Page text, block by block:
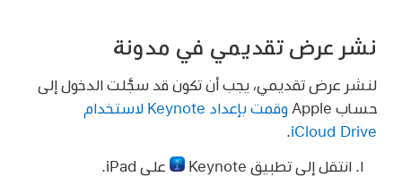
نشر عرض تقديمي في مدونة
لنشر عرض تقديمي، يجب أن تكون قد سجَّلت الدخول إلى
حساب Apple
وقمت بإعداد Keynote لاستخدام
iCloud Drive
انتقل إلى تطبيق Keynote على iPad.